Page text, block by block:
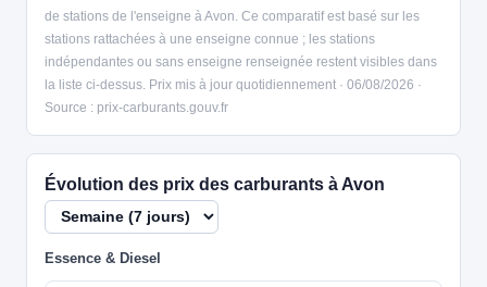
de stations de l'enseigne à Avon. Ce comparatif est basé sur les
stations rattachées à une enseigne connue ; les stations
indépendantes ou sans enseigne renseignée restent visibles dans
la liste ci-dessus. Prix mis à jour quotidiennement · 06/08/2026 ·
Source : prix-carburants.gouv.fr
Évolution des prix des carburants à Avon
Essence & Diesel